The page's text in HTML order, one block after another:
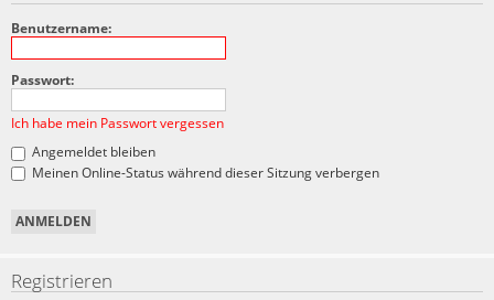
Benutzername:
Passwort:
Ich habe mein Passwort vergessen
Angemeldet bleiben
Meinen Online-Status während dieser Sitzung verbergen
Registrieren